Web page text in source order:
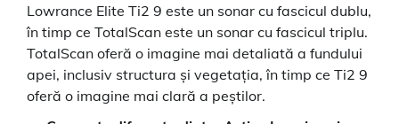
Lowrance Elite Ti2 9 este un sonar cu fascicul dublu,
în timp ce TotalScan este un sonar cu fascicul triplu.
TotalScan oferă o imagine mai detaliată a fundului
apei, inclusiv structura și vegetația, în timp ce Ti2 9
oferă o imagine mai clară a peștilor.